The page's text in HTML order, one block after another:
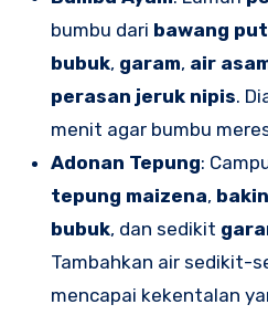
bumbu dari bawang
bubuk, garam, air
perasan jeruk nipis.
menit agar bumbu
Adonan Tepung:
tepung maizena,
bubuk, dan sedikit
Tambahkan air sedikit-
mencapai kekentalan